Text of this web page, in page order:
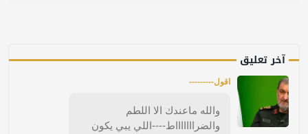
آخر تعليق
اقول---------
والله ماعندك الا اللطم
والضراااااااط----اللي يبي يكون